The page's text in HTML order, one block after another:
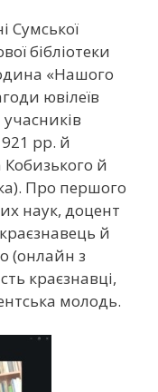
Сумської
бібліотеки
«Нашого
ювілеїв
рр. й
Кобизького й
Про першого
наук, доцент
й
(онлайн з
краєзнавці,
молодь.